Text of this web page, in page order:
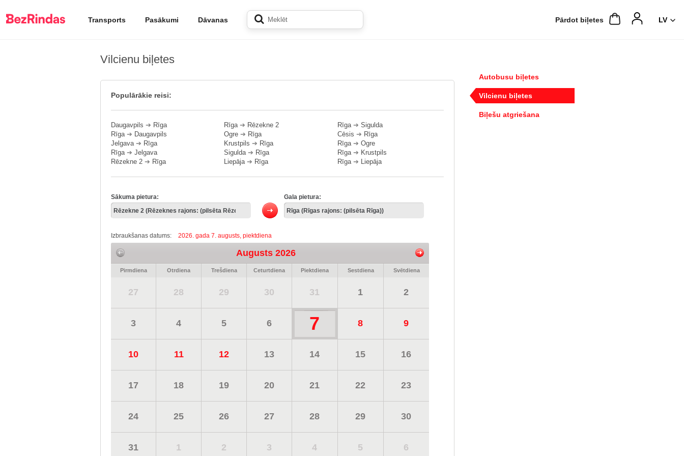
Transports Pasākumi Dāvanas Pārdot biļetes
Vilcienu biļetes
Populārākie reisi:
Daugavpils ➔ Rīga
Rīga➔ Daugavpils
Jelgava➔ Rīga
Rīga➔ Jelgava
Rēzekne 2 ➔ Rīga
Rīga➔ Rēzekne 2
Ogre ➔ Rīga
Krustpils ➔ Rīga
Sigulda➔ Rīga
Liepāja➔ Rīga
Rīga➔ Sigulda
Cēsis ➔ Rīga
Rīga➔ Ogre
Rīga➔ Krustpils
Rīga➔ Liepāja
Sākuma pietura: Gala pietura:
Izbraukšanas datums: 2026. gada 7. augusts, piektdiena
Augusts 2026
Pirmdiena Otrdiena Trešdiena Ceturtdiena Piektdiena Sestdiena Svētdiena
27 28 29 30 31 1 2
3 4 5 6 7 8 9
10 11 12 13 14 15 16
17 18 19 20 21 22 23
24 25 26 27 28 29 30
31 1 2 3 4 5 6
Autobusu biļetes
Vilcienu biļetes
Biļešu atgriešana